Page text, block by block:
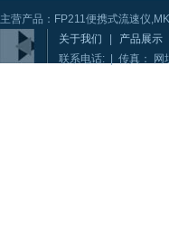
主营产品：FP211便携式流速仪
关于我们
产品展示
联系电话: | 传真： 网